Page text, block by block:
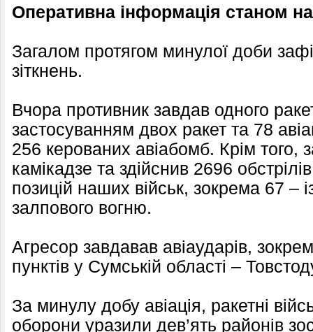
Оперативна інформація станом
Загалом протягом минулої доби
зіткнень.
Вчора противник завдав одного
застосуванням двох ракет та 78
256 керованих авіабомб. Крім того,
камікадзе та здійснив 2696
позицій наших військ, зокрема 67 –
залпового вогню.
Агресор завдавав авіаударів,
пунктів у Сумській області –
За минулу добу авіація, ракетні
оборони уразили дев’ять районів